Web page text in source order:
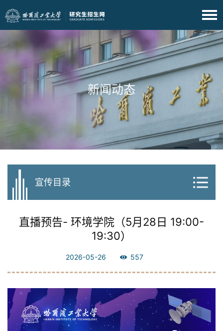
新闻动态
宣传目录
直播预告- 环境学院（5月28日 19:00-
19:30）
2026-05-26 557